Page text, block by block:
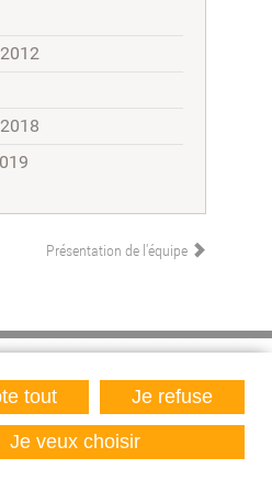
Présentation de l'équipe
tout Je refuse
Je veux choisir